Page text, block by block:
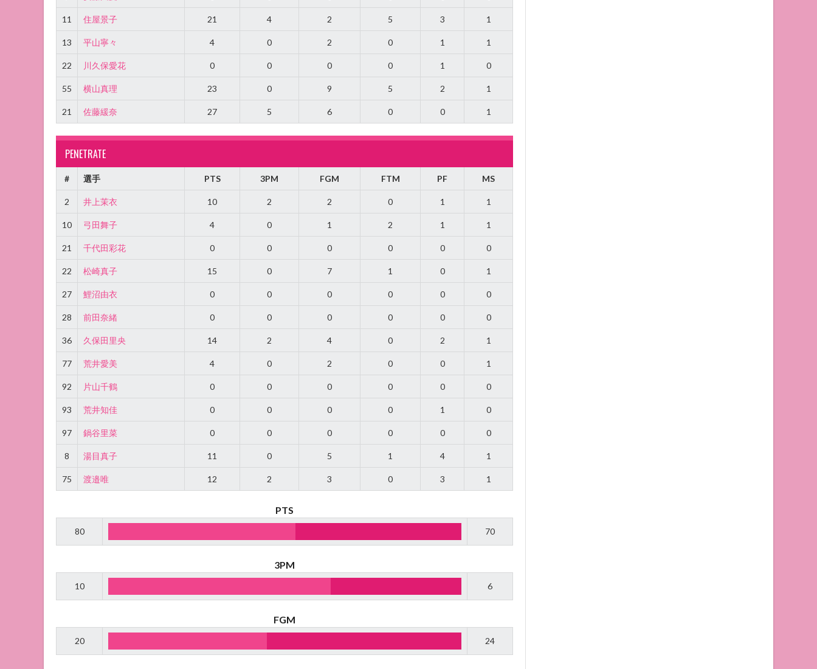
11 住屋景子 21 4 2 5 3 1
13 平山寧々 4 0 2 0 1 1
22 川久保愛花 0 0 0 0 1 0
55 横山真理 23 0 9 5 2 1
21 佐藤緩奈 27 5 6 0 0 1
PENETRATE
# 選手 PTS 3PM FGM FTM PF MS
2 井上茉衣 10 2 2 0 1 1
10 弓田舞子 4 0 1 2 1 1
21 千代田彩花 0 0 0 0 0 0
22 松崎真子 15 0 7 1 0 1
27 鯉沼由衣 0 0 0 0 0 0
28 前田奈緒 0 0 0 0 0 0
36 久保田里央 14 2 4 0 2 1
77 荒井愛美 4 0 2 0 0 1
92 片山千鶴 0 0 0 0 0 0
93 荒井知佳 0 0 0 0 1 0
97 鍋谷里菜 0 0 0 0 0 0
8 湯目真子 11 0 5 1 4 1
75 渡邉唯 12 2 3 0 3 1
PTS
80 70
3PM
10 6
FGM
20 24